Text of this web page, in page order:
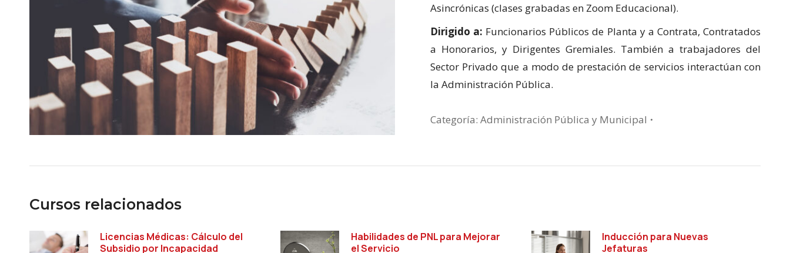
Asincrónicas (clases grabadas en Zoom Educacional).
Dirigido a: Funcionarios Públicos de Planta y a Contrata, Contratados
a Honorarios, y Dirigentes Gremiales. También a trabajadores del
Sector Privado que a modo de prestación de servicios interactúan con
la Administración Pública.
Categoría: Administración Pública y Municipal
Cursos relacionados
Licencias Médicas: Cálculo del
Subsidio por Incapacidad
Habilidades de PNL para Mejorar
el Servicio
Inducción para Nuevas
Jefaturas